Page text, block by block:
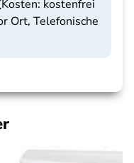
Kosten: kostenfrei
Ort, Telefonische